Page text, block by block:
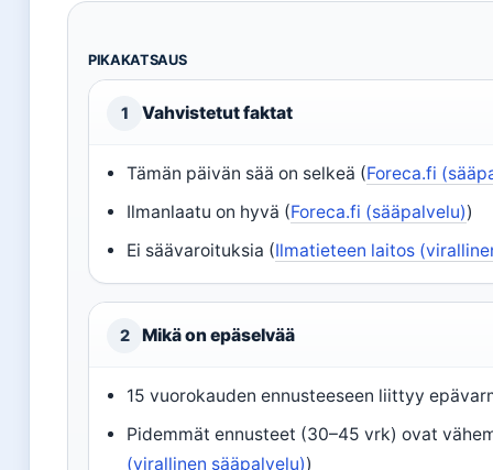
PIKAKATSAUS
1 Vahvistetut faktat
Tämän päivän sää on selkeä (Foreca.fi
Ilmanlaatu on hyvä (Foreca.fi (sääpalvelu))
Ei säävaroituksia (Ilmatieteen laitos
2 Mikä on epäselvää
15 vuorokauden ennusteeseen liittyy
Pidemmät ennusteet (30–45 vrk) ovat
(virallinen sääpalvelu))